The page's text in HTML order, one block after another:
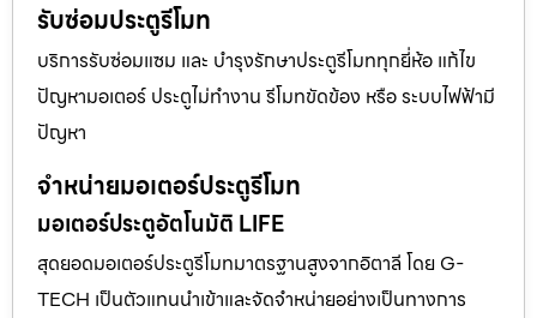
รับซ่อมประตูรีโมท
บริการรับซ่อมแซม และ บำรุงรักษาประตูรีโมททุกยี่ห้อ แก้ไข
ปัญหามอเตอร์ ประตูไม่ทำงาน รีโมทขัดข้อง หรือ ระบบไฟฟ้ามี
ปัญหา
จำหน่ายมอเตอร์ประตูรีโมท
มอเตอร์ประตูอัตโนมัติ LIFE
สุดยอดมอเตอร์ประตูรีโมทมาตรฐานสูงจากอิตาลี โดย G-
TECH เป็นตัวแทนนำเข้าและจัดจำหน่ายอย่างเป็นทางการ